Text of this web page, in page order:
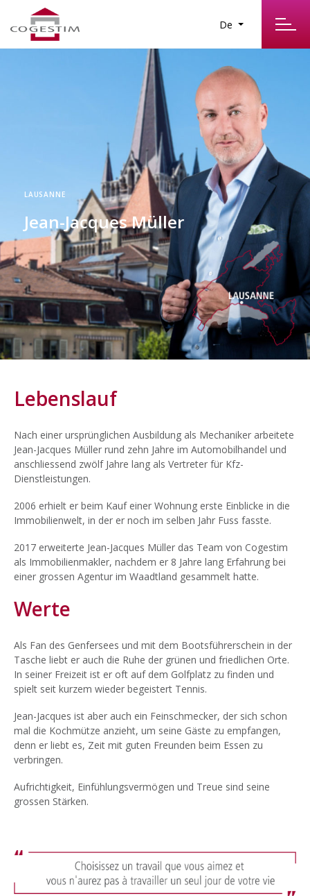
De
LAUSANNE
Jean-Jacques Müller
Lebenslauf
Nach einer ursprünglichen Ausbildung als Mechaniker arbeitete
Jean-Jacques Müller rund zehn Jahre im Automobilhandel und
anschliessend zwölf Jahre lang als Vertreter für Kfz-
Dienstleistungen.
2006 erhielt er beim Kauf einer Wohnung erste Einblicke in die
Immobilienwelt, in der er noch im selben Jahr Fuss fasste.
2017 erweiterte Jean-Jacques Müller das Team von Cogestim
als Immobilienmakler, nachdem er 8 Jahre lang Erfahrung bei
einer grossen Agentur im Waadtland gesammelt hatte.
Werte
Als Fan des Genfersees und mit dem Bootsführerschein in der
Tasche liebt er auch die Ruhe der grünen und friedlichen Orte.
In seiner Freizeit ist er oft auf dem Golfplatz zu finden und
spielt seit kurzem wieder begeistert Tennis.
Jean-Jacques ist aber auch ein Feinschmecker, der sich schon
mal die Kochmütze anzieht, um seine Gäste zu empfangen,
denn er liebt es, Zeit mit guten Freunden beim Essen zu
verbringen.
Aufrichtigkeit, Einfühlungsvermögen und Treue sind seine
grossen Stärken.